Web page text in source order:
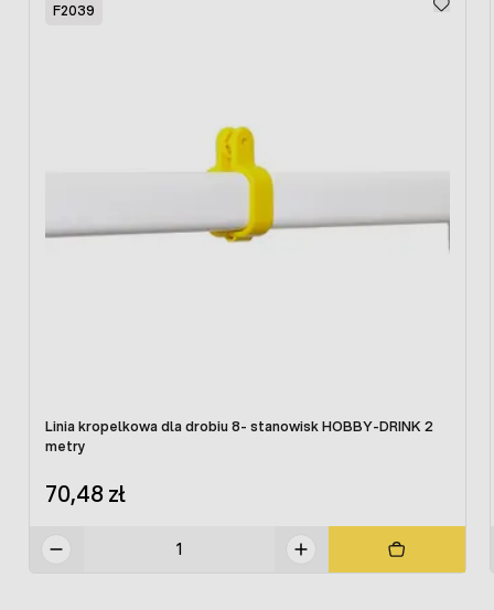
F2039
Linia kropelkowa dla drobiu 8- stanowisk HOBBY-DRINK 2
metry
70,48 zł